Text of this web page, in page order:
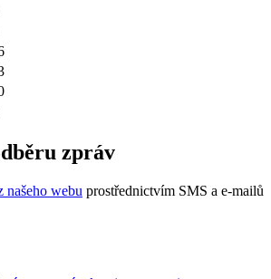
zpráv
našeho webu prostřednictvím SMS a e-mailů